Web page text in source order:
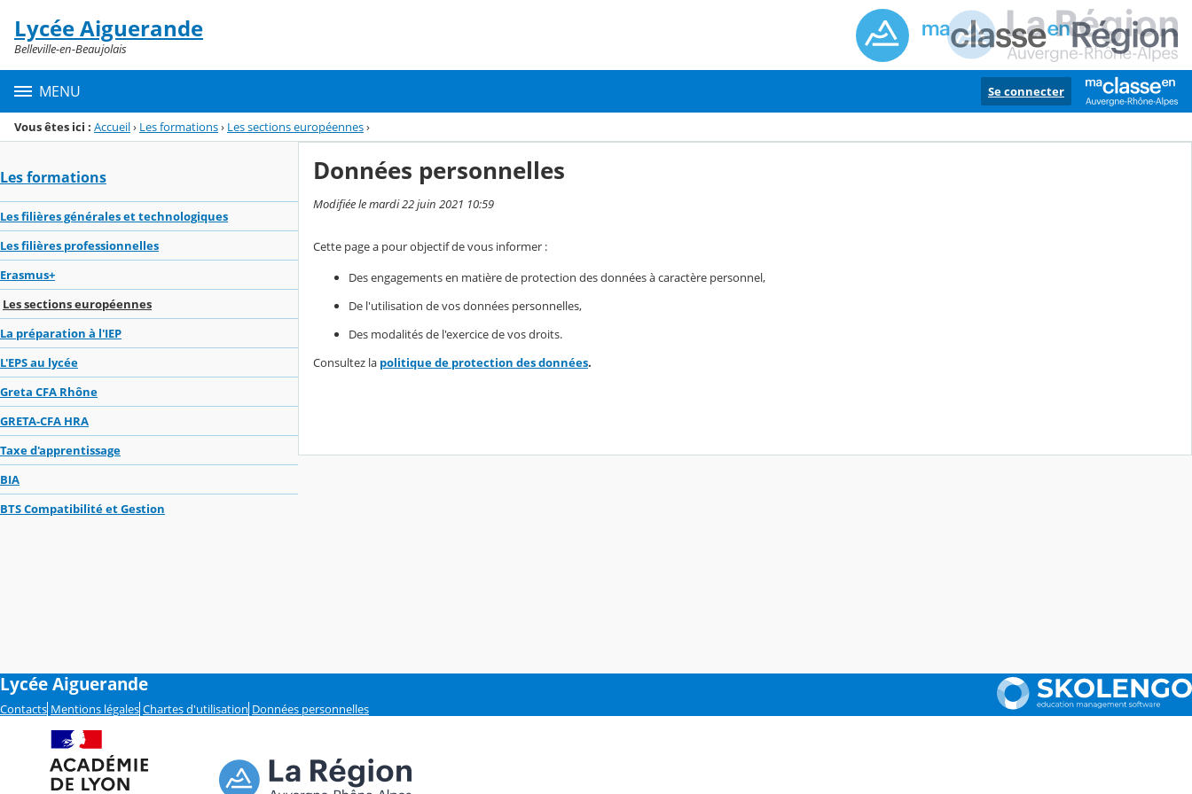
Menu de la rubrique
Contenu
Lycée Aiguerande
Belleville-en-Beaujolais
MENU Se connecter
Vous êtes ici : Accueil› Les formations› Les sections européennes›
Les formations
Les filières générales et technologiques
Les filières professionnelles
Erasmus+
Les sections européennes
La préparation à l'IEP
L'EPS au lycée
Greta CFA Rhône
GRETA-CFA HRA
Taxe d'apprentissage
BIA
BTS Compatibilité et Gestion
Données personnelles
Modifiée le mardi 22 juin 2021 10:59
Cette page a pour objectif de vous informer :
Des engagements en matière de protection des données à caractère personnel,
De l'utilisation de vos données personnelles,
Des modalités de l'exercice de vos droits.
Consultez la politique de protection des données.
Lycée Aiguerande
Contacts Mentions légales Chartes d'utilisation Données personnelles